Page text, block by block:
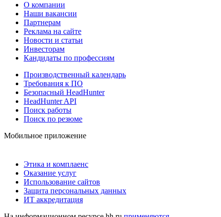
О компании
Наши вакансии
Партнерам
Реклама на сайте
Новости и статьи
Инвесторам
Кандидаты по профессиям
Производственный календарь
Требования к ПО
Безопасный HeadHunter
HeadHunter API
Поиск работы
Поиск по резюме
Мобильное приложение
Этика и комплаенс
Оказание услуг
Использование сайтов
Защита персональных данных
ИТ аккредитация